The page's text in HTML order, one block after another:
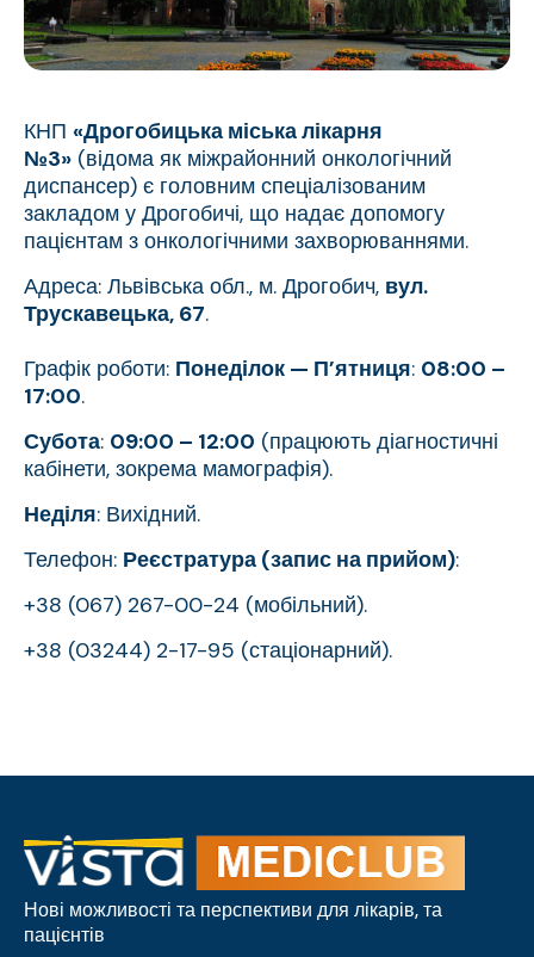
КНП «Дрогобицька міська лікарня
№3» (відома як міжрайонний онкологічний
диспансер) є головним спеціалізованим
закладом у Дрогобичі, що надає допомогу
пацієнтам з онкологічними захворюваннями.
Адреса: Львівська обл., м. Дрогобич, вул.
Трускавецька, 67.
Графік роботи: Понеділок — П’ятниця: 08:00 –
17:00.
Субота: 09:00 – 12:00 (працюють діагностичні
кабінети, зокрема мамографія).
Неділя: Вихідний.
Телефон: Реєстратура (запис на прийом):
+38 (067) 267-00-24 (мобільний).
+38 (03244) 2-17-95 (стаціонарний).
Нові можливості та перспективи для лікарів, та
пацієнтів